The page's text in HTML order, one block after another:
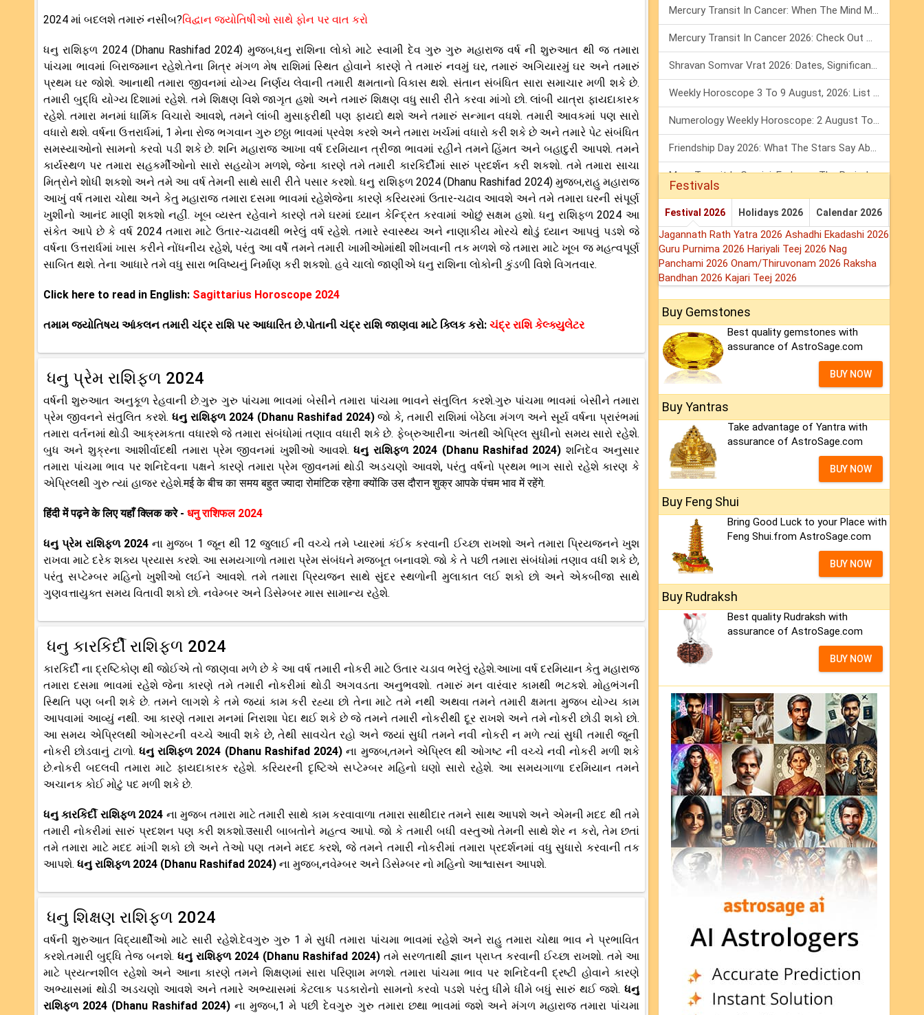
2024 માં બદલશે તમારું નસીબ?વિદ્વાન જ્યોતિષીઓ સાથે ફોન પર વાત કરો
ધનુ રાશિફળ 2024 (Dhanu Rashifad 2024) મુજબ,ધનુ રાશિના લોકો માટે સ્વામી દેવ ગુરુ ગુરુ મહારાજ વર્ષ ની શુરુઆત થી જ તમારા
પાંચમા ભાવમાં બિરાજમાન રહેશે.તેના મિત્ર મંગળ મેષ રાશિમાં સ્થિત હોવાને કારણે તે તમારું નવમું ઘર, તમારું અગિયારમું ઘર અને તમારું
પ્રથમ ઘર જોશે. આનાથી તમારા જીવનમાં યોગ્ય નિર્ણય લેવાની તમારી ક્ષમતાનો વિકાસ થશે. સંતાન સંબંધિત સારા સમાચાર મળી શકે છે.
તમારી બુદ્ધિ યોગ્ય દિશામાં રહેશે. તમે શિક્ષણ વિશે જાગૃત હશો અને તમારું શિક્ષણ વધુ સારી રીતે કરવા માંગો છો. લાંબી યાત્રા ફાયદાકારક
રહેશે. તમારા મનમાં ધાર્મિક વિચારો આવશે, તમને લાંબી મુસાફરીથી પણ ફાયદો થશે અને તમારું સન્માન વધશે. તમારી આવકમાં પણ સારો
વધારો થશે. વર્ષના ઉત્તરાર્ધમાં, 1 મેના રોજ ભગવાન ગુરુ છઠ્ઠા ભાવમાં પ્રવેશ કરશે અને તમારા ખર્ચમાં વધારો કરી શકે છે અને તમારે પેટ સંબંધિત
સમસ્યાઓનો સામનો કરવો પડી શકે છે. શનિ મહારાજ આખા વર્ષ દરમિયાન ત્રીજા ભાવમાં રહીને તમને હિંમત અને બહાદુરી આપશે. તમને
કાર્યસ્થળ પર તમારા સહકર્મીઓનો સારો સહયોગ મળશે, જેના કારણે તમે તમારી કારકિર્દીમાં સારું પ્રદર્શન કરી શકશો. તમે તમારા સાચા
મિત્રોને શોધી શકશો અને તમે આ વર્ષ તેમની સાથે સારી રીતે પસાર કરશો. ધનુ રાશિફળ 2024 (Dhanu Rashifad 2024) મુજબ,રાહુ મહારાજ
આખું વર્ષ તમારા ચોથા અને કેતુ મહારાજ તમારા દસમા ભાવમાં રહેશેજેના કારણે કરિયરમાં ઉતાર-ચઢાવ આવશે અને તમે તમારા ઘરની સંપૂર્ણ
ખુશીનો આનંદ માણી શકશો નહીં. ખૂબ વ્યસ્ત રહેવાને કારણે તમે ઘરમાં ધ્યાન કેન્દ્રિત કરવામાં ઓછું સક્ષમ હશો. ધનુ રાશિફળ 2024 આ
સંકેત આપે છે કે વર્ષ 2024 તમારા માટે ઉતાર-ચઢાવથી ભરેલું વર્ષ રહેશે. તમારે સ્વાસ્થ્ય અને નાણાકીય મોરચે થોડું ધ્યાન આપવું પડશે જે
વર્ષના ઉત્તરાર્ધમાં ખાસ કરીને નોંધનીય રહેશે, પરંતુ આ વર્ષે તમને તમારી ખામીઓમાંથી શીખવાની તક મળશે જે તમારા માટે ખૂબ જ મહત્વપૂર્ણ
સાબિત થશે. તેના આધારે તમે વધુ સારા ભવિષ્યનું નિર્માણ કરી શકશો. હવે ચાલો જાણીએ ધનુ રાશિના લોકોની કુંડળી વિશે વિગતવાર.
Click here to read in English: Sagittarius Horoscope 2024
તમામ જ્યોતિષય આંકલન તમારી ચંદ્ર રાશિ પર આધારિત છે.પોતાની ચંદ્ર રાશિ જાણવા માટે ક્લિક કરો: ચંદ્ર રાશિ કેલ્ક્યુલેટર
ધનુ પ્રેમ રાશિફળ 2024
વર્ષની શુરુઆત અનુકૂળ રેહવાની છે.ગુરુ ગુરુ પાંચમા ભાવમાં બેસીને તમારા પાંચમા ભાવને સંતુલિત કરશે.ગુરુ પાંચમા ભાવમાં બેસીને તમારા
પ્રેમ જીવનને સંતુલિત કરશે. ધનુ રાશિફળ 2024 (Dhanu Rashifad 2024)જો કે, તમારી રાશિમાં બેઠેલા મંગળ અને સૂર્ય વર્ષના પ્રારંભમાં
તમારા વર્તનમાં થોડી આક્રમકતા વધારશે જે તમારા સંબંધોમાં તણાવ વધારી શકે છે. ફેબ્રુઆરીના અંતથી એપ્રિલ સુધીનો સમય સારો રહેશે.
બુધ અને શુક્રના આશીર્વાદથી તમારા પ્રેમ જીવનમાં ખુશીઓ આવશે. ધનુ રાશિફળ 2024 (Dhanu Rashifad 2024) શનિદેવ અનુસાર
તમારા પાંચમા ભાવ પર શનિદેવના પક્ષને કારણે તમારા પ્રેમ જીવનમાં થોડી અડચણો આવશે, પરંતુ વર્ષનો પ્રથમ ભાગ સારો રહેશે કારણ કે
એપ્રિલથી ગુરુ ત્યાં હાજર રહેશે.मई के बीच का समय बहुत ज्यादा रोमांटिक रहेगा क्योंकि उस दौरान शुक्र आपके पंचम भाव में रहेंगे.
हिंदी में पढ़ने के लिए यहाँ क्लिक करे - धनु राशिफल 2024
ધનુ પ્રેમ રાશિફળ 2024ના મુજબ 1 જૂન થી 12 જુલાઈ ની વચ્ચે તમે પ્યારમાં કંઈક કરવાની ઈચ્છા રાખશો અને તમારા પ્રિયજનને ખુશ
રાખવા માટે દરેક શક્ય પ્રયાસ કરશે. આ સમયગાળો તમારા પ્રેમ સંબંધને મજબૂત બનાવશે. જો કે તે પછી તમારા સંબંધોમાં તણાવ વધી શકે છે,
પરંતુ સપ્ટેમ્બર મહિનો ખુશીઓ લઈને આવશે. તમે તમારા પ્રિયજન સાથે સુંદર સ્થળોની મુલાકાત લઈ શકો છો અને એકબીજા સાથે
ગુણવત્તાયુક્ત સમય વિતાવી શકો છો. નવેમ્બર અને ડિસેમ્બર માસ સામાન્ય રહેશે.
ધનુ કારકિર્દી રાશિફળ 2024
કારકિર્દી ના દ્રષ્ટિકોણ થી જોઈએ તો જાણવા મળે છે કે આ વર્ષ તમારી નોકરી માટે ઉતાર ચડાવ ભરેલું રહેશે.આખા વર્ષ દરમિયાન કેતુ મહારાજ
તમારા દસમા ભાવમાં રહેશે જેના કારણે તમે તમારી નોકરીમાં થોડી અગવડતા અનુભવશો. તમારું મન વારંવાર કામથી ભટકશે. મોહભંગની
સ્થિતિ પણ બની શકે છે. તમને લાગશે કે તમે જ્યાં કામ કરી રહ્યા છો તેના માટે તમે નથી અથવા તમને તમારી ક્ષમતા મુજબ યોગ્ય કામ
આપવામાં આવ્યું નથી. આ કારણે તમારા મનમાં નિરાશા પેદા થઈ શકે છે જે તમને તમારી નોકરીથી દૂર રાખશે અને તમે નોકરી છોડી શકો છો.
આ સમય એપ્રિલથી ઓગસ્ટની વચ્ચે આવી શકે છે, તેથી સાવચેત રહો અને જ્યાં સુધી તમને નવી નોકરી ન મળે ત્યાં સુધી તમારી જૂની
નોકરી છોડવાનું ટાળો. ધનુ રાશિફળ 2024 (Dhanu Rashifad 2024)ના મુજબ,તમને એપ્રિલ થી ઓગષ્ટ ની વચ્ચે નવી નોકરી મળી શકે
છે.નોકરી બદલવી તમારા માટે ફાયદાકારક રહેશે. કરિયરની દૃષ્ટિએ સપ્ટેમ્બર મહિનો ઘણો સારો રહેશે. આ સમયગાળા દરમિયાન તમને
અચાનક કોઈ મોટું પદ મળી શકે છે.
ધનુ કારકિર્દી રાશિફળ 2024 ના મુજબ તમારા માટે તમારી સાથે કામ કરવાવાળા તમારા સાથીદાર તમને સાથ આપશે અને એમની મદદ થી તમે
તમારી નોકરીમાં સારું પ્રદશન પણ કરી શકશો.उસારી બાબતોને મહત્વ આપો. જો કે તમારી બધી વસ્તુઓ તેમની સાથે શેર ન કરો, તેમ છતાં
તમે તમારા માટે મદદ માંગી શકો છો અને તેઓ પણ તમને મદદ કરશે, જે તમને તમારી નોકરીમાં તમારા પ્રદર્શનમાં વધુ સુધારો કરવાની તક
આપશે. ધનુ રાશિફળ 2024 (Dhanu Rashifad 2024) ના મુજબ,નવેમ્બર અને ડિસેમ્બર નો મહિનો આશ્વાસન આપશે.
ધનુ શિક્ષણ રાશિફળ 2024
વર્ષની શુરુઆત વિદ્યાર્થીઓ માટે સારી રહેશે.દેવગુરુ ગુરુ 1 મે સુધી તમારા પાંચમા ભાવમાં રહેશે અને રાહુ તમારા ચોથા ભાવ ને પ્રભાવિત
કરશે.તમારી બુદ્ધિ તેજ બનશે. ધનુ રાશિફળ 2024 (Dhanu Rashifad 2024) તમે સરળતાથી જ્ઞાન પ્રાપ્ત કરવાની ઈચ્છા રાખશો. તમે આ
માટે પ્રયત્નશીલ રહેશો અને આના કારણે તમને શિક્ષણમાં સારા પરિણામ મળશે. તમારા પાંચમા ભાવ પર શનિદેવની દ્રષ્ટી હોવાને કારણે
અભ્યાસમાં થોડી અડચણો આવશે અને તમારે અભ્યાસમાં કેટલાક પડકારોનો સામનો કરવો પડશે પરંતુ ધીમે ધીમે બધું સારું થઈ જશે. ધનુ
રાશિફળ 2024 (Dhanu Rashifad 2024)ના મુજબ,1 મે પછી દેવગુરુ ગુરુ તમારા છથા ભાવમાં જશે અને મંગળ મહારાજ તમારા પાંચમા
Mercury Transit In Cancer: When The Mind Meets The Heart!
Mercury Transit In Cancer 2026: Check Out What It Brings For You
Shravan Somvar Vrat 2026: Dates, Significance & Rituals In August
Weekly Horoscope 3 To 9 August, 2026: List Of Fasts & Festivals
Numerology Weekly Horoscope: 2 August To 8 August, 2026
Friendship Day 2026: What The Stars Say About Your Best Friend!
Mars Transit In Gemini: Embrace The Period Full Of Energy & Intelligence
Festivals
Festival 2026 Holidays 2026 Calendar 2026
Jagannath Rath Yatra 2026 Ashadhi Ekadashi 2026
Guru Purnima 2026 Hariyali Teej 2026 Nag
Panchami 2026 Onam/Thiruvonam 2026 Raksha
Bandhan 2026 Kajari Teej 2026
Buy Gemstones
Best quality gemstones with
assurance of AstroSage.com
BUY NOW
Buy Yantras
Take advantage of Yantra with
assurance of AstroSage.com
BUY NOW
Buy Feng Shui
Bring Good Luck to your Place with
Feng Shui.from AstroSage.com
BUY NOW
Buy Rudraksh
Best quality Rudraksh with
assurance of AstroSage.com
BUY NOW